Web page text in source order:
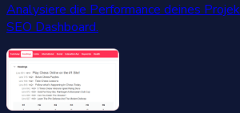
Analysiere die Performance deines
SEO Dashboard.